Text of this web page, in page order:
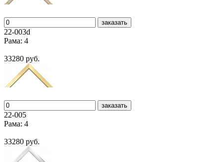
заказать
22-003d
Рама: 4
33280 руб.
заказать
22-005
Рама: 4
33280 руб.